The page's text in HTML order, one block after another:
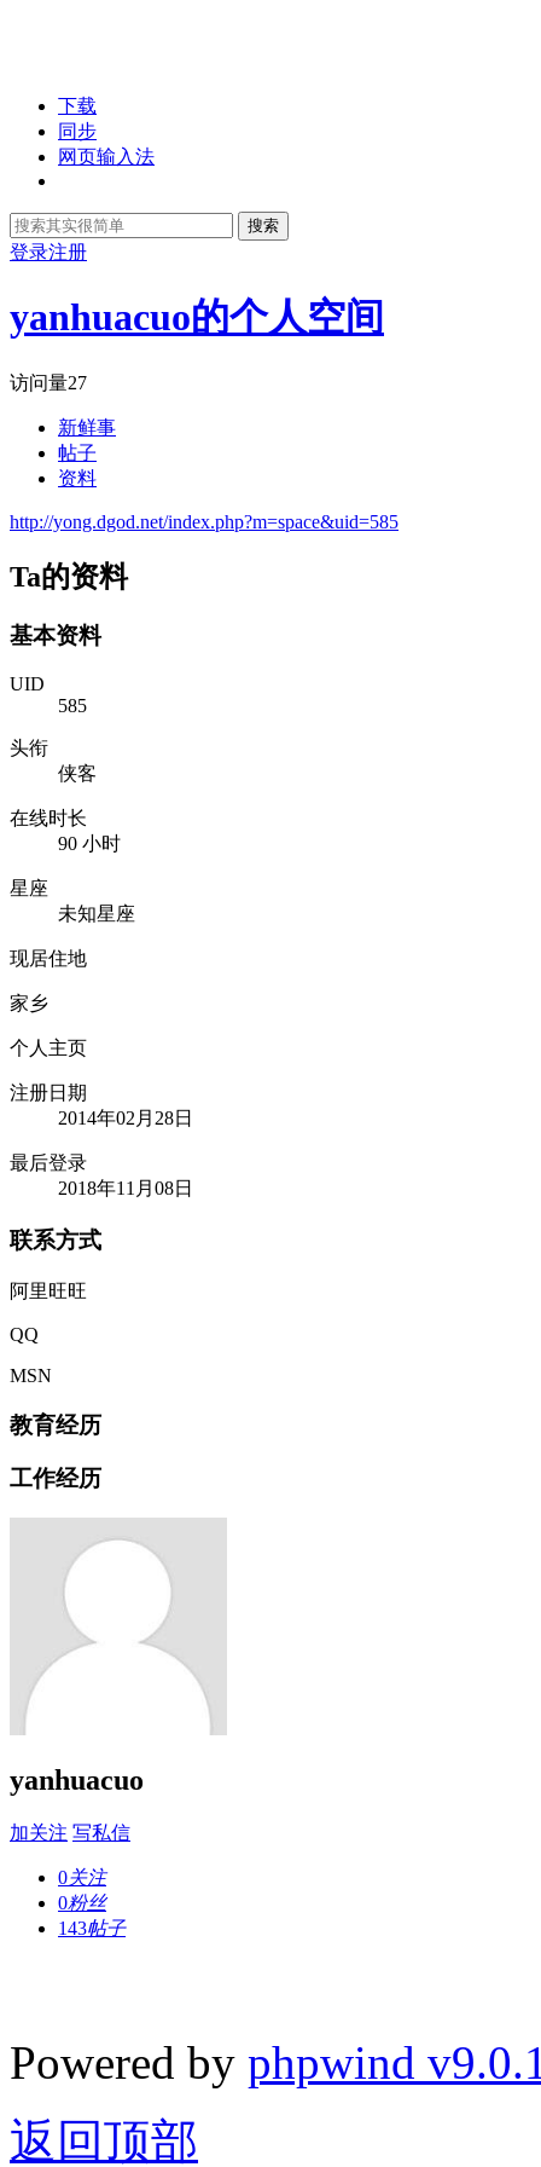
下载
同步
网页输入法
搜索
登录注册
yanhuacuo的个人空间
访问量27
新鲜事
帖子
资料
http://yong.dgod.net/index.php?m=space&uid=585
Ta的资料
基本资料
UID
585
头衔
侠客
在线时长
90 小时
星座
未知星座
现居住地
家乡
个人主页
注册日期
2014年02月28日
最后登录
2018年11月08日
联系方式
阿里旺旺
QQ
MSN
教育经历
工作经历
yanhuacuo
加关注 写私信
0关注
0粉丝
143帖子
Powered by phpwind
返回顶部